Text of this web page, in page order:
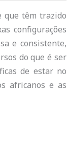
que têm trazido
configurações
e consistente,
do que é ser
de estar no
africanos e as